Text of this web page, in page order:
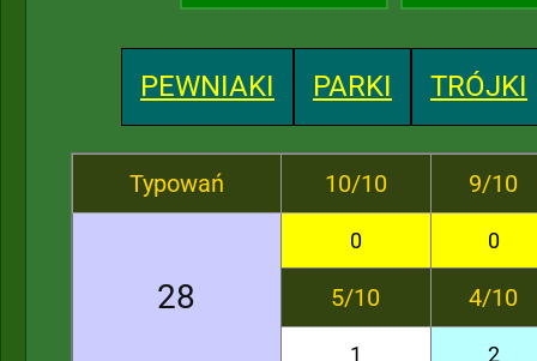
PEWNIAKI PARKI TRÓJKI
Typowań 10/10 9/10
28
0 0
5/10 4/10
1 2